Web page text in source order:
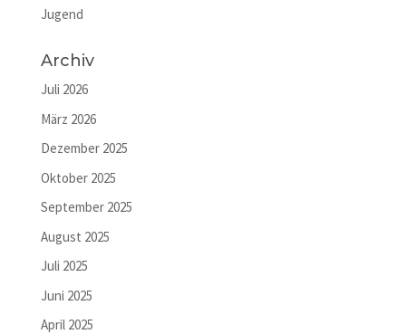
Jugend
Archiv
Juli 2026
März 2026
Dezember 2025
Oktober 2025
September 2025
August 2025
Juli 2025
Juni 2025
April 2025